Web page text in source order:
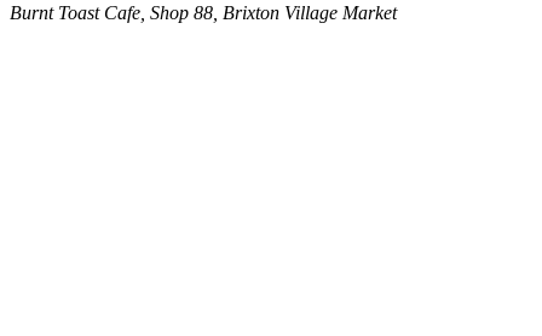
Burnt Toast Cafe, Shop 88, Brixton Village Market